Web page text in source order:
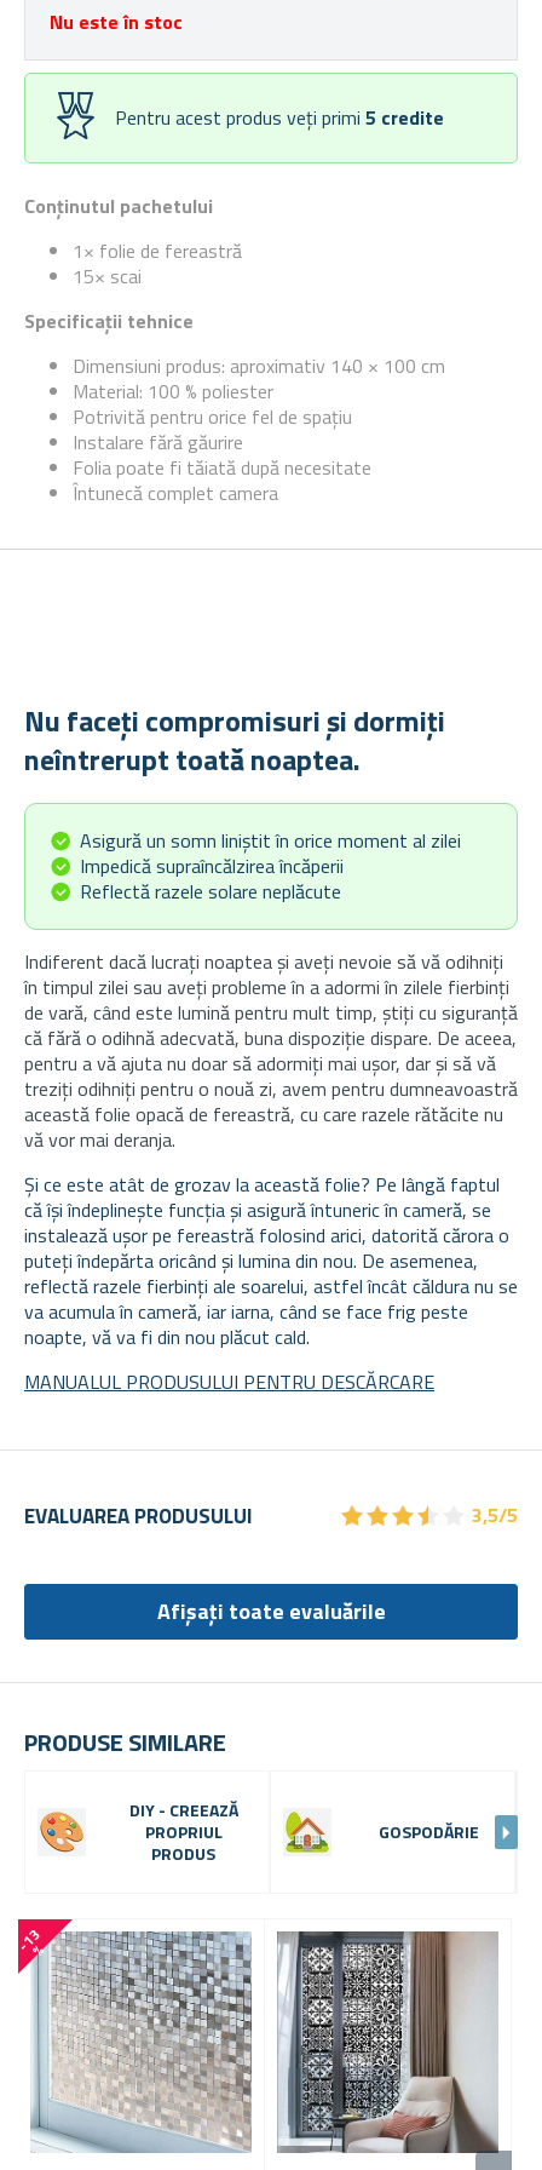
Conținutul pachetului
1× folie de fereastră
15× scai
Specificații tehnice
Dimensiuni produs: aproximativ 140 × 100 cm
Material: 100 % poliester
Potrivită pentru orice fel de spațiu
Instalare fără găurire
Folia poate fi tăiată după necesitate
Întunecă complet camera
Nu este în stoc
Pentru acest produs veți primi 5 credite
Nu faceți compromisuri și dormiți
neîntrerupt toată noaptea.
Asigură un somn liniștit în orice moment al zilei
Impedică supraîncălzirea încăperii
Reflectă razele solare neplăcute
Indiferent dacă lucrați noaptea și aveți nevoie să vă odihniți
în timpul zilei sau aveți probleme în a adormi în zilele fierbinți
de vară, când este lumină pentru mult timp, știți cu siguranță
că fără o odihnă adecvată, buna dispoziție dispare. De aceea,
pentru a vă ajuta nu doar să adormiți mai ușor, dar și să vă
treziți odihniți pentru o nouă zi, avem pentru dumneavoastră
această folie opacă de fereastră, cu care razele rătăcite nu
vă vor mai deranja.
Și ce este atât de grozav la această folie? Pe lângă faptul
că își îndeplinește funcția și asigură întuneric în cameră, se
instalează ușor pe fereastră folosind arici, datorită cărora o
puteți îndepărta oricând și lumina din nou. De asemenea,
reflectă razele fierbinți ale soarelui, astfel încât căldura nu se
va acumula în cameră, iar iarna, când se face frig peste
noapte, vă va fi din nou plăcut cald.
MANUALUL PRODUSULUI PENTRU DESCĂRCARE
PRODUSE SIMILARE
DIY - CREEAZĂ
PROPRIUL
PRODUS
GOSPODĂRIE
-
1
3
%
EVALUAREA PRODUSULUI ★★★★
★★★★ 3,5/5
Afișați toate evaluările